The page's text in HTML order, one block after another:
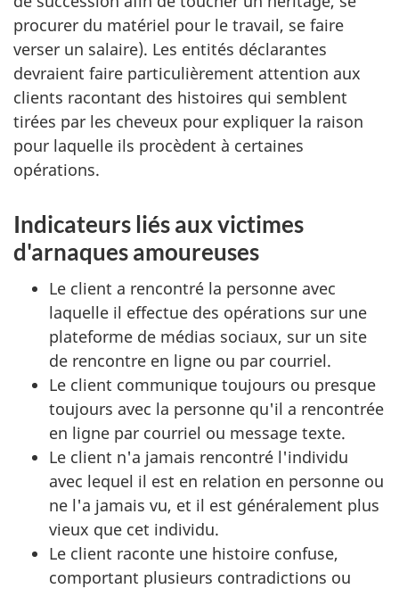
procurer du matériel pour le travail, se faire
verser un salaire). Les entités déclarantes
devraient faire particulièrement attention aux
clients racontant des histoires qui semblent
tirées par les cheveux pour expliquer la raison
pour laquelle ils procèdent à certaines
opérations.
Indicateurs liés aux victimes
d'arnaques amoureuses
Le client a rencontré la personne avec
laquelle il effectue des opérations sur une
plateforme de médias sociaux, sur un site
de rencontre en ligne ou par courriel.
Le client communique toujours ou presque
toujours avec la personne qu'il a rencontrée
en ligne par courriel ou message texte.
Le client n'a jamais rencontré l'individu
avec lequel il est en relation en personne ou
ne l'a jamais vu, et il est généralement plus
vieux que cet individu.
Le client raconte une histoire confuse,
comportant plusieurs contradictions ou